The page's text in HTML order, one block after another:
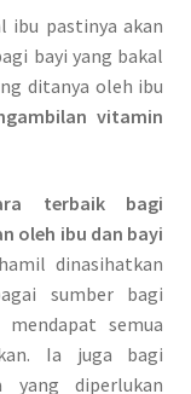
ibu pastinya akan
bayi yang bakal
ditanya oleh ibu
vitamin
terbaik bagi
oleh ibu dan bayi
dinasihatkan
sumber bagi
semua
Ia juga bagi
yang diperlukan